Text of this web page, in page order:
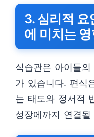
3. 심리적 요
에 미치는
식습관은 아이들
가 있습니다. 편식
는 태도와 정서적
성장에까지 연결